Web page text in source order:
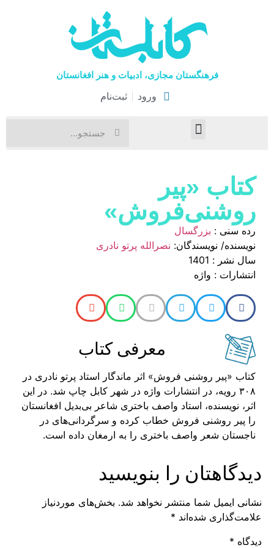
فرهنگستان مجازی، ادبیات و هنر افغانستان
ورود ثبت‌نام
کتاب «پیر
روشنی‌فروش»
رده سنی : بزرگسال
نویسنده/ نویسندگان: نصرالله پرتو نادری
سال نشر : 1401
انتشارات : واژه
معرفی کتاب
کتاب «پیر روشنی فروش» اثر ماندگار استاد پرتو نادری در
۳۰۸ رویه، در انتشارات واژه در شهر کابل چاپ شد. در این
اثر، نویسنده، استاد واصف باختری شاعر بی‌بدیل افغانستان
را پیر روشنی فروش خطاب کرده و سرگردانی‌های در
ناجستان شعر واصف باختری را به ارمغان داده است.
دیدگاهتان را بنویسید
نشانی ایمیل شما منتشر نخواهد شد. بخش‌های موردنیاز
علامت‌گذاری شده‌اند *
دیدگاه *